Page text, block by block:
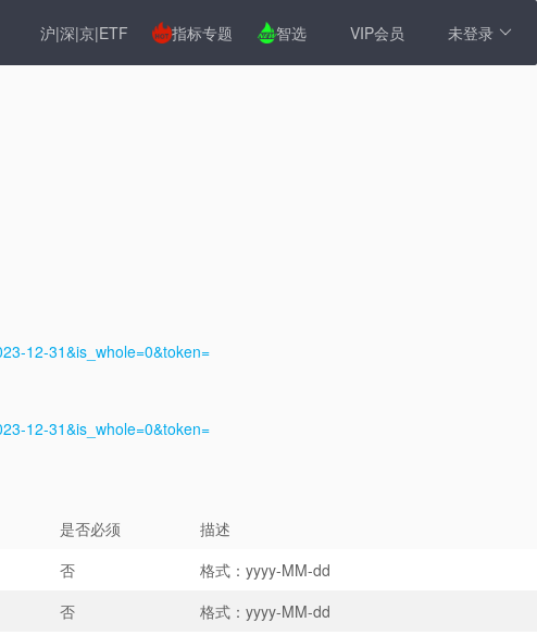
沪|深|京|ETF 指标专题 智选 VIP会员 未登录
12-31&is_whole=0&token=
12-31&is_whole=0&token=
是否必须
描述
否
格式：yyyy-MM-dd
否 格式：yyyy-MM-dd